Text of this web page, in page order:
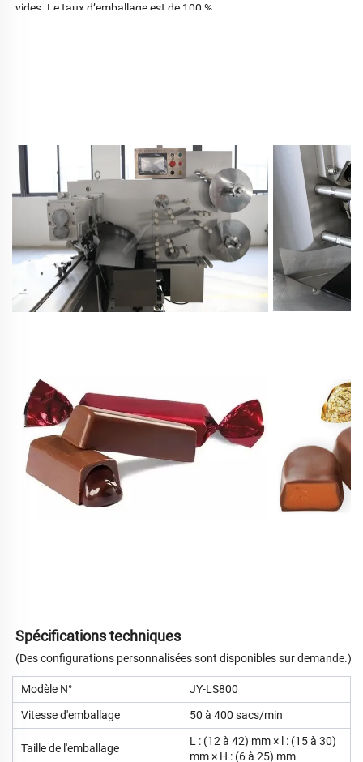
vides. Le taux d’emballage est de 100 %.
Spécifications techniques
(Des configurations personnalisées sont disponibles sur demande.)
Modèle N°
JY-LS800
Vitesse d'emballage
50 à 400 sacs/min
Taille de l'emballage
L : (12 à 42) mm × l : (15 à 30)
mm × H : (6 à 25) mm